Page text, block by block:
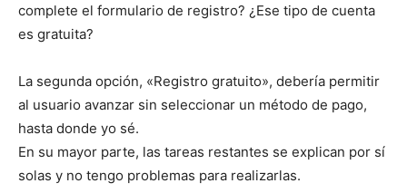
complete el formulario de registro? ¿Ese tipo de cuenta
es gratuita?
La segunda opción, «Registro gratuito», debería permitir
al usuario avanzar sin seleccionar un método de pago,
hasta donde yo sé.
En su mayor parte, las tareas restantes se explican por sí
solas y no tengo problemas para realizarlas.